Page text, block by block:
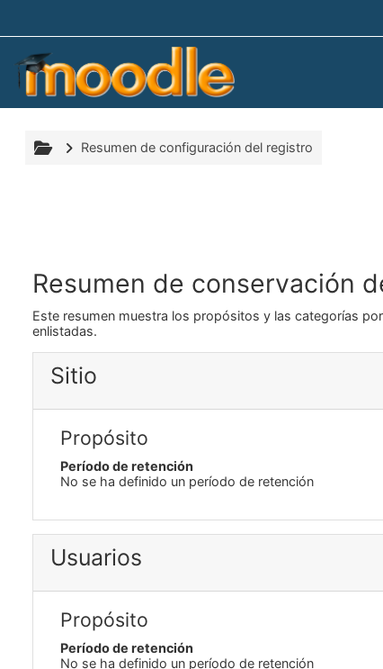
Resumen de configuración del registro
Resumen de conservación
Este resumen muestra los propósitos y las categorías
enlistadas.
Sitio
Propósito
Período de retención
No se ha definido un período de retención
Usuarios
Propósito
Período de retención
No se ha definido un período de retención